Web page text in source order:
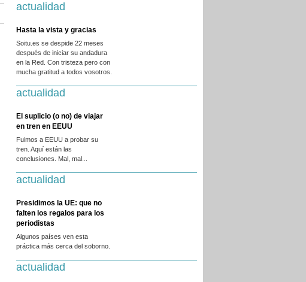
actualidad
Hasta la vista y gracias
Soitu.es se despide 22 meses
después de iniciar su andadura
en la Red. Con tristeza pero con
mucha gratitud a todos vosotros.
actualidad
El suplicio (o no) de viajar
en tren en EEUU
Fuimos a EEUU a probar su
tren. Aquí están las
conclusiones. Mal, mal...
actualidad
Presidimos la UE: que no
falten los regalos para los
periodistas
Algunos países ven esta
práctica más cerca del soborno.
actualidad